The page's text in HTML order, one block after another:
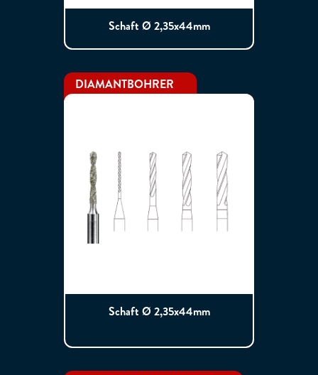
Schaft Ø 2,35x44mm
DIAMANTBOHRER
Schaft Ø 2,35x44mm